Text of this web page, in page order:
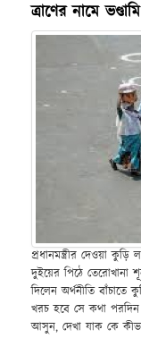
ত্রাণের নামে ভণ্ডামি
প্রধানমন্ত্রীর দেওয়া
দুইয়ের পিঠে তেরোখানা
দিলেন অর্থনীতি বাঁচাতে
খরচ হবে সে কথা পরদিন
আসুন, দেখা যাক কে